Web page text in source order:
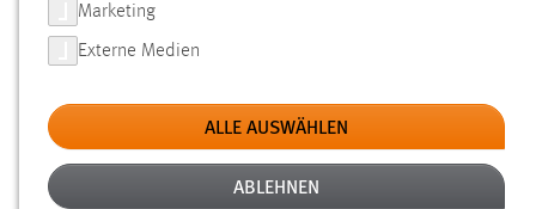
FILTER
Typ
Erstellungsdatum
Marketing
Externe Medien
ALLE AUSWÄHLEN
ABLEHNEN